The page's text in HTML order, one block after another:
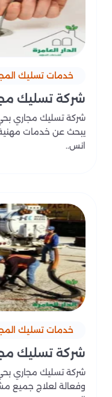
خدمات تسليك
شركة تسليك
شركة تسليك مجاري بحي
يبحث عن خدمات
انس..
خدمات تسليك
شركة تسليك
شركة تسليك مجاري
وفعالة لعلاج جميع